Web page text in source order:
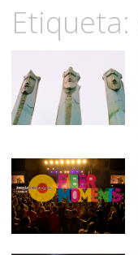
al
contenido
Etiqueta: